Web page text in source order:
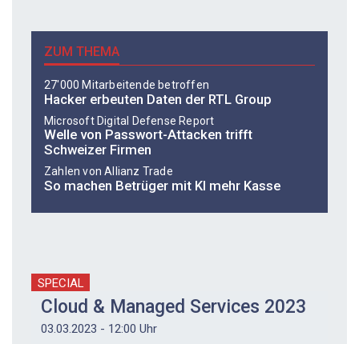
ZUM THEMA
27'000 Mitarbeitende betroffen
Hacker erbeuten Daten der RTL Group
Microsoft Digital Defense Report
Welle von Passwort-Attacken trifft
Schweizer Firmen
Zahlen von Allianz Trade
So machen Betrüger mit KI mehr Kasse
SPECIAL
Cloud & Managed Services 2023
03.03.2023 - 12:00 Uhr